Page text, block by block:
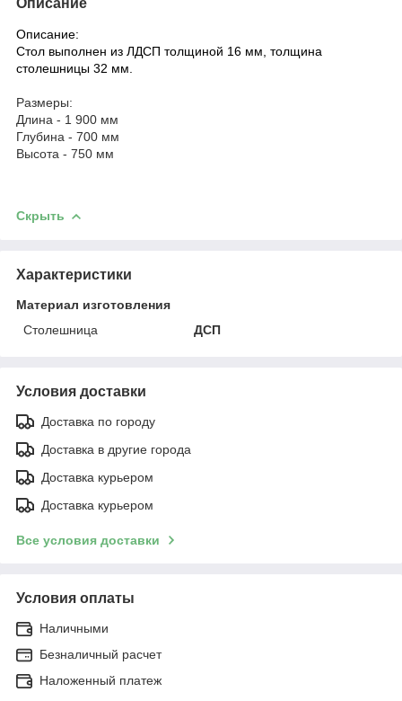
Описание:
Стол выполнен из ЛДСП толщиной 16 мм, толщина
столешницы 32 мм.
Размеры:
Длина - 1 900 мм
Глубина - 700 мм
Высота - 750 мм
Скрыть
Характеристики
Материал изготовления
Столешница
ДСП
Условия доставки
Доставка по городу
Доставка в другие города
Доставка курьером
Доставка курьером
Все условия доставки
Условия оплаты
Наличными
Безналичный расчет
Наложенный платеж